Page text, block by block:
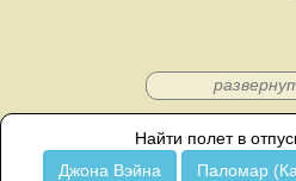
Найти полет в
Джона Вэйна
Паломар